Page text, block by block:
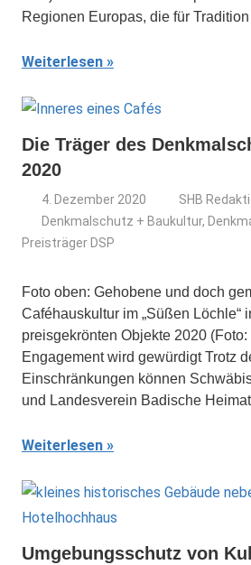
Regionen Europas, die für Tradition
Weiterlesen
Die Träger des
2020
4. Dezember 2020
SHB
Denkmalschutz + Baukultur,
Preisträger DSP
Foto oben: Gehobene und doch
Caféhauskultur im „Süßen Löchle“
preisgekrönten Objekte 2020
Engagement wird gewürdigt Trotz
Einschränkungen können
und Landesverein Badische Heimat
Weiterlesen
Umgebungsschutz von